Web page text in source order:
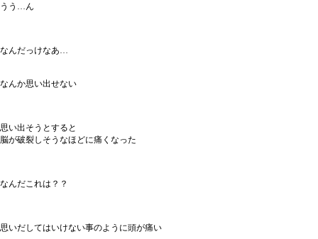
うう…ん
なんだっけなあ…
なんか思い出せない
思い出そうとすると
脳が破裂しそうなほどに痛くなった
なんだこれは？？
思いだしてはいけない事のように頭が痛い